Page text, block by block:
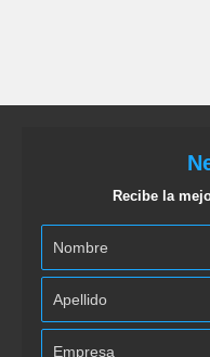
Recibe la